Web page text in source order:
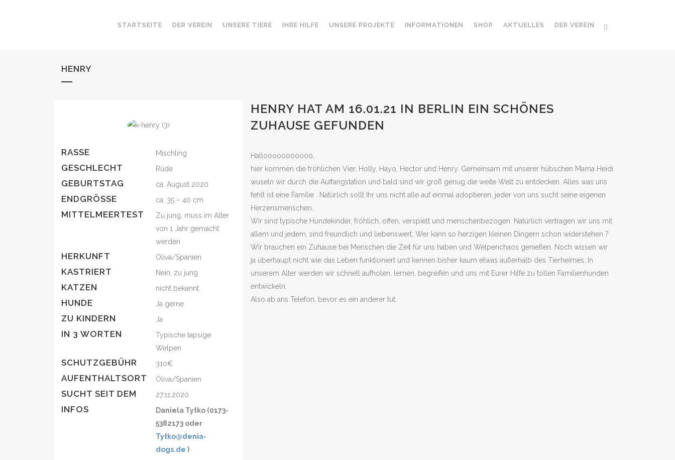
STARTSEITE DER VEREIN UNSERE TIERE IHRE HILFE UNSERE PROJEKTE INFORMATIONEN SHOP AKTUELLES DER VEREIN
HENRY
RASSE Mischling
GESCHLECHT Rüde
GEBURTSTAG ca. August 2020
ENDGRÖSSE ca. 35 – 40 cm
MITTELMEERTEST
Zu jung, muss im Alter
von 1 Jahr gemacht
werden
HERKUNFT Oliva/Spanien
KASTRIERT Nein, zu jung
KATZEN nicht bekannt
HUNDE Ja gerne
ZU KINDERN Ja
IN 3 WORTEN
Typische tapsige
Welpen
SCHUTZGEBÜHR 310€
AUFENTHALTSORT Oliva/Spanien
SUCHT SEIT DEM 27.11.2020
INFOS
Daniela Tytko (0173-
5382173 oder
Tytko@denia-
dogs.de )
HENRY HAT AM 16.01.21 IN BERLIN EIN SCHÖNES
ZUHAUSE GEFUNDEN
Hallooooooooooo,
hier kommen die fröhlichen Vier, Holly, Hayo, Hector und Henry. Gemeinsam mit unserer hübschen Mama Heidi
wuseln wir durch die Auffangstation und bald sind wir groß genug die weite Welt zu entdecken. Alles was uns
fehlt ist eine Familie . Natürlich sollt Ihr uns nicht alle auf einmal adoptieren, jeder von uns sucht seine eigenen
Herzensmenschen.
Wir sind typische Hundekinder, fröhlich, offen, verspielt und menschenbezogen. Natürlich vertragen wir uns mit
allem und jedem, sind freundlich und liebenswert. Wer kann so herzigen kleinen Dingern schon widerstehen ?
Wir brauchen ein Zuhause bei Menschen die Zeit für uns haben und Welpenchaos genießen. Noch wissen wir
ja überhaupt nicht wie das Leben funktioniert und kennen bisher kaum etwas außerhalb des Tierheimes. In
unserem Alter werden wir schnell aufholen, lernen, begreifen und uns mit Eurer Hilfe zu tollen Familienhunden
entwickeln.
Also ab ans Telefon, bevor es ein anderer tut.